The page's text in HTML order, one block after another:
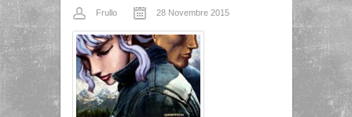
Frullo 28 Novembre 2015